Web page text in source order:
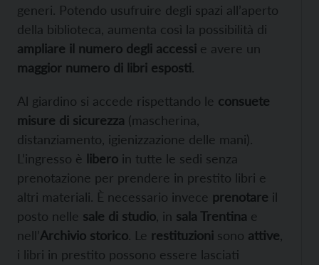
generi. Potendo usufruire degli spazi all’aperto
della biblioteca, aumenta così la possibilità di
ampliare il numero degli accessi e avere un
maggior numero di libri esposti.
Al giardino si accede rispettando le consuete
misure di sicurezza (mascherina,
distanziamento, igienizzazione delle mani).
L’ingresso è libero in tutte le sedi senza
prenotazione per prendere in prestito libri e
altri materiali. È necessario invece prenotare il
posto nelle sale di studio , in sala Trentina e
nell’Archivio storico. Le restituzioni sono attive
i libri in prestito possono essere lasciati